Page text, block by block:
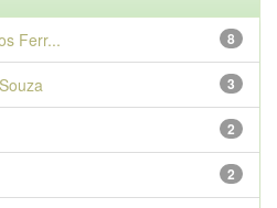
8
Ferr...
3
2
2